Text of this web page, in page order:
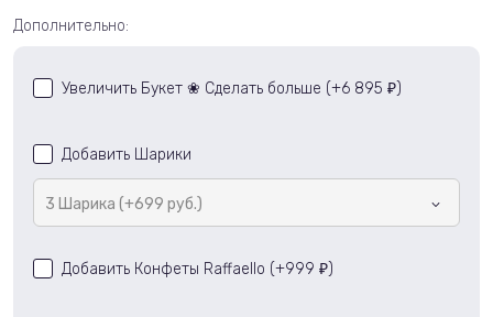
Дополнительно:
Увеличить Букет ❀ Сделать больше (+6 895 ₽ )
Добавить Шарики
3 Шарика (+699 руб.)
Добавить Конфеты Raffaello (+999 ₽ )